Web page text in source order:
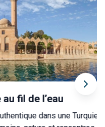
de l’eau
dans une Turquie